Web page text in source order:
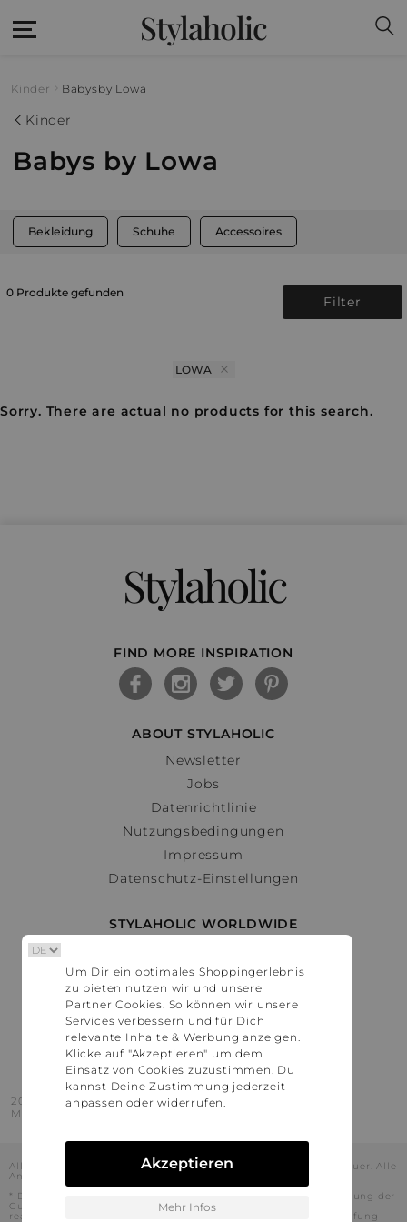
Stylaholic
Kinder Babysby Lowa
Kinder
Babys by Lowa
Bekleidung Schuhe Accessoires
0 Produkte gefunden
Filter
LOWA
Sorry. There are actual no products for this search.
Stylaholic
FIND MORE INSPIRATION
ABOUT STYLAHOLIC
Newsletter
Jobs
Datenrichtlinie
Nutzungsbedingungen
Impressum
Datenschutz-Einstellungen
STYLAHOLIC WORLDWIDE
Österreich
Schweiz
France
United States
2016 - 2026 © Stylaholic.
Made for you with love in munich.
Alle Preise inkl. der jeweils geltenden gesetzlichen Mehrwertsteuer. Alle
Angaben ohne Gewähr.
* Die angezeigten Preise beinhalten Rabatte, die durch die Nutzung der
Gutschein-Codes auf den Seiten unserer Partner voraussichtlich
realisiert werden können. Stylaholic führt keine vollständige Prüfung
Um Dir ein optimales Shoppingerlebnis
zu bieten nutzen wir und unsere
Partner Cookies. So können wir unsere
Services verbessern und für Dich
relevante Inhalte & Werbung anzeigen.
Klicke auf "Akzeptieren" um dem
Einsatz von Cookies zuzustimmen. Du
kannst Deine Zustimmung jederzeit
anpassen oder widerrufen.
Akzeptieren
Mehr Infos